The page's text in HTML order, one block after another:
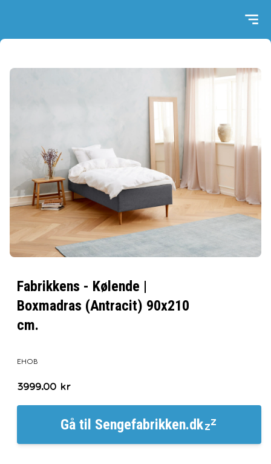
Fabrikkens - Kølende |
Boxmadras (Antracit) 90x210
cm.
EHOB
3999.00 kr
Gå til Sengefabrikken.dk